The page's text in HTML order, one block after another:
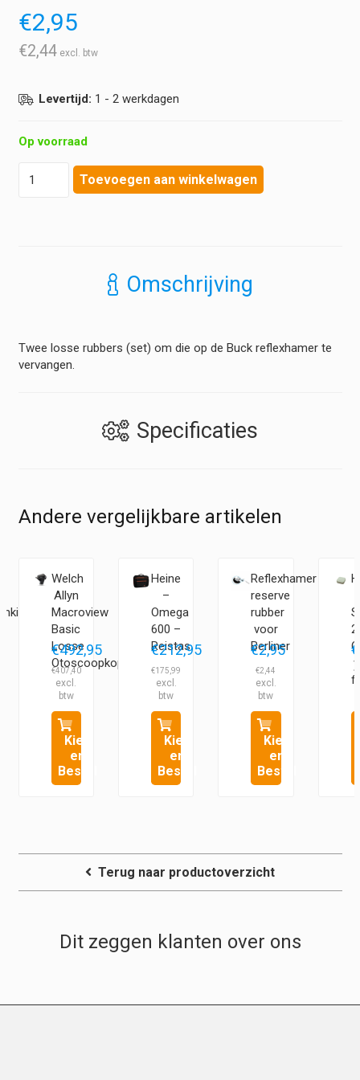
€2,95
€2,44
Levertijd: 1 - 2 werkdagen
Op voorraad
Reflexhamer
reserve
Toevoegen aan winkelwagen
Omschrijving
Twee losse rubbers (set) om die op de Buck reflexhamer te
vervangen.
Specificaties
Andere vergelijkbare artikelen
Welch
Allyn
Macroview
Basic
Losse
Otoscoopkop
€492,95
€407,40
Kies
en
Bestel
Heine
–
Omega
600 –
Reistas
€212,95
€175,99
Kies
en
Bestel
Reflexhamer
reserve
rubber
voor
Berliner
€2,95
€2,44
Kies
en
Bestel
€
€
Terug naar productoverzicht
Dit zeggen klanten over ons